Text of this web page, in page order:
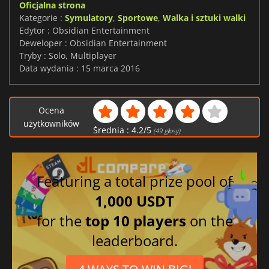
Oficjalna strona
Kategorie : Symulatory, Sportowe, Walka i sztuki walki
Edytor : Obsidian Entertainment
Deweloper : Obsidian Entertainment
Tryby : Solo, Multiplayer
Data wydania : 15 marca 2016
Ocena
użytkowników
Średnia : 4.2/5 (49głosy)
Featuring a total prize pool of
1,000 USDT
for thetop 10 players on the
leaderboard.